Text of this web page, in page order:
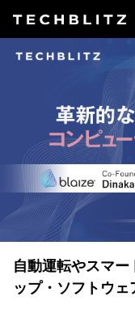
自動運転やスマ
ップ・ソフトウ